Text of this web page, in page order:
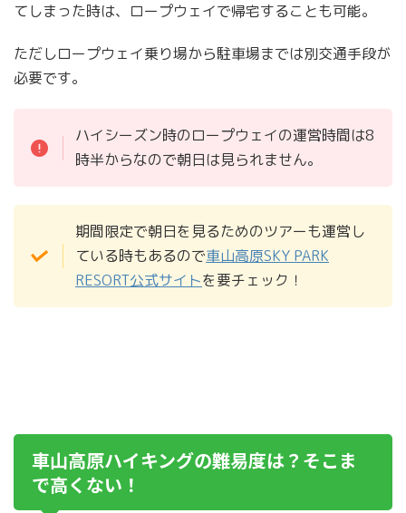
てしまった時は、ロープウェイで帰宅することも可能。
ただしロープウェイ乗り場から駐車場までは別交通手段が
必要です。
ハイシーズン時のロープウェイの運営時間は8
時半からなので朝日は見られません。
期間限定で朝日を見るためのツアーも運営し
ている時もあるので車山高原SKY PARK
RESORT公式サイトを要チェック！
車山高原ハイキングの難易度は？そこま
で高くない！